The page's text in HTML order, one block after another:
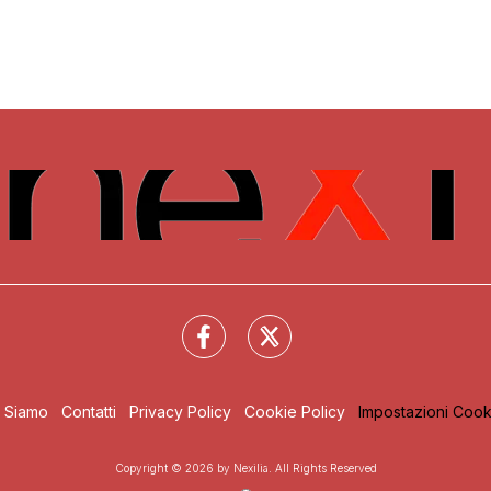
Siamo Contatti Privacy Policy Cookie Policy Impostazioni
Copyright © 2026 by Nexilia. All Rights Reserved